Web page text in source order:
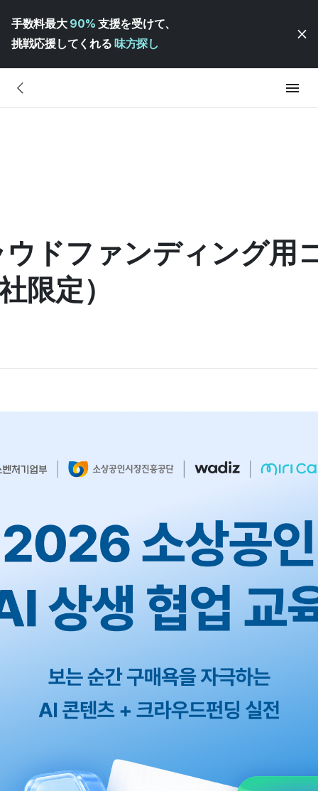
手数料最大 90% 支援を受けて、
挑戦応援してくれる 味方探し
ドファンディング用
限定）